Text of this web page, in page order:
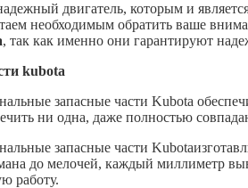
двигатель, которым и
необходимым обратить ваше
, так как именно они гарантируют
kubota
запасные части Kubota
ни одна, даже полностью
запасные части
до мелочей, каждый миллиметр
работу.